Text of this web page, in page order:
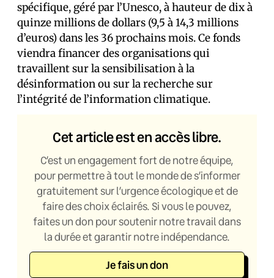
spécifique, géré par l’Unesco, à hauteur de dix à
quinze millions de dollars (9,5 à 14,3 millions
d’euros) dans les 36 prochains mois. Ce fonds
viendra financer des organisations qui
travaillent sur la sensibilisation à la
désinformation ou sur la recherche sur
l’intégrité de l’information climatique.
Cet article est en accès libre.
C’est un engagement fort de notre équipe,
pour permettre à tout le monde de s’informer
gratuitement sur l’urgence écologique et de
faire des choix éclairés. Si vous le pouvez,
faites un don pour soutenir notre travail dans
la durée et garantir notre indépendance.
Je fais un don